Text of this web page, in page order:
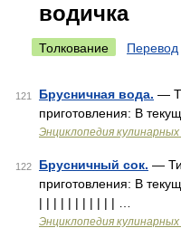
водичка
Толкование Перевод
121 Брусничная вода. —
приготовления: В
Энциклопедия
122 Брусничный сок. —
приготовления: В
| | | | | | | | | | | …
Энциклопедия